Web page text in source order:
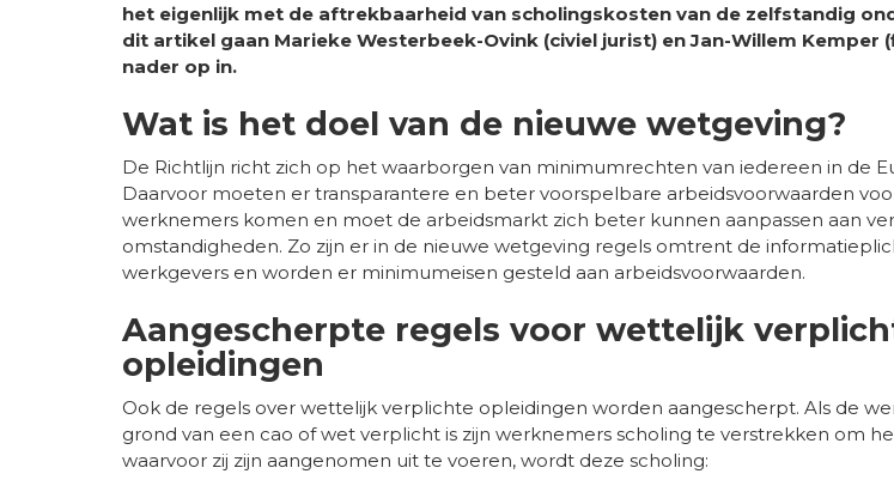
het eigenlijk met de aftrekbaarheid van scholingskosten van de zelfstandig
dit artikel gaan Marieke Westerbeek-Ovink (civiel jurist) en Jan-Willem Kemper
nader op in.
Wat is het doel van de nieuwe wetgeving?
De Richtlijn richt zich op het waarborgen van minimumrechten van iedereen in de
Daarvoor moeten er transparantere en beter voorspelbare arbeidsvoorwaarden
werknemers komen en moet de arbeidsmarkt zich beter kunnen aanpassen aan
omstandigheden. Zo zijn er in de nieuwe wetgeving regels omtrent de
werkgevers en worden er minimumeisen gesteld aan arbeidsvoorwaarden.
Aangescherpte regels voor wettelijk
opleidingen
Ook de regels over wettelijk verplichte opleidingen worden aangescherpt. Als de
grond van een cao of wet verplicht is zijn werknemers scholing te verstrekken om
waarvoor zij zijn aangenomen uit te voeren, wordt deze scholing: